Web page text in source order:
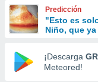
y
forma
digital
basada
Predicción
"Esto es
Niño, que
¡Descarga
Meteored!